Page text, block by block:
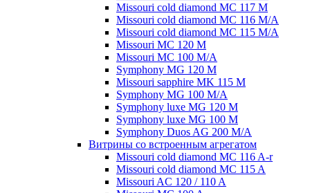
Missouri cold diamond MC 117 M
Missouri cold diamond MC 116 M/A
Missouri cold diamond MC 115 M/A
Missouri MC 120 M
Missouri MC 100 M/A
Symphony MG 120 M
Missouri sapphire MK 115 M
Symphony MG 100 M/А
Symphony luxe MG 120 M
Symphony luxe MG 100 M
Symphony Duos AG 200 M/A
Витрины со встроенным агрегатом
Missouri cold diamond MC 116 A-r
Missouri cold diamond MC 115 A
Missouri AC 120 / 110 A